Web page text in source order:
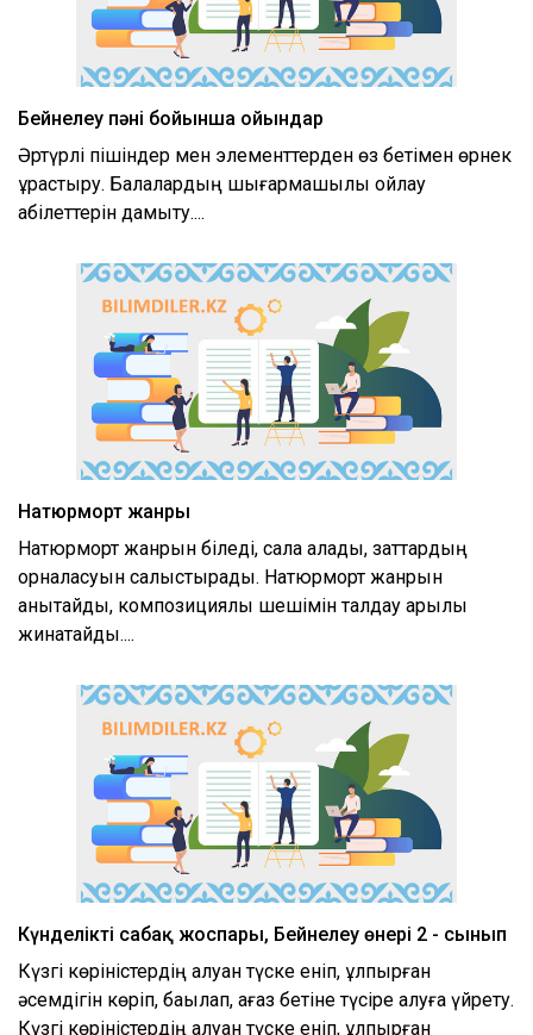
Бейнелеу пәні бойынша ойындар
Әртүрлі пішіндер мен элементтерден өз бетімен өрнек
құрастыру. Балалардың шығармашылық ойлау
қабілеттерін дамыту....
Натюрморт жанры
Натюрморт жанрын біледі, сала алады, заттардың
орналасуын салыстырады. Натюрморт жанрын
анықтайды, композициялық шешімін талдау арқылы
жинақтайды....
Күнделікті сабақ жоспары, Бейнелеу өнері 2 - сынып
Күзгі көріністердің алуан түске еніп, құлпырған
әсемдігін көріп, бақылап, қағаз бетіне түсіре алуға үйрету.
Күзгі көріністердің алуан түске еніп, құлпырған